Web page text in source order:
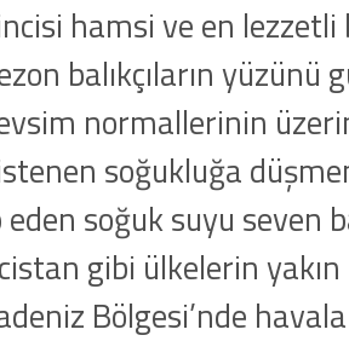
hamsi ve en
balıkçıların yüzünü
normallerinin
soğukluğa
soğuk suyu seven
gibi ülkelerin
Bölgesi’nde